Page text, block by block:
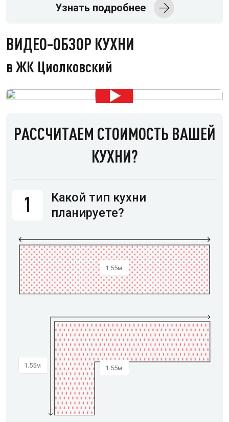
Узнать подробнее
ВИДЕО-ОБЗОР КУХНИ
в ЖК Циолковский
РАССЧИТАЕМ СТОИМОСТЬ ВАШЕЙ
КУХНИ?
1
Какой тип кухни
планируете?